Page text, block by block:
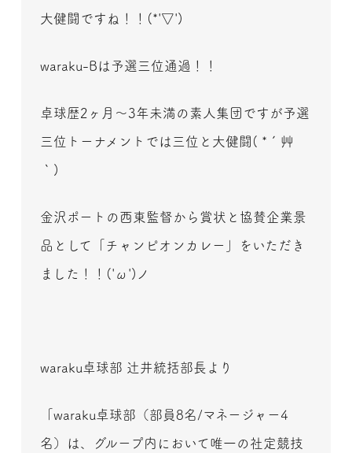
大健闘ですね！！(*'▽')
waraku-Bは予選三位通過！！
卓球歴2ヶ月～3年未満の素人集団ですが予選
三位トーナメントでは三位と大健闘( *´艸
｀)
金沢ポートの西東監督から賞状と協賛企業景
品として「チャンピオンカレー」をいただき
ました！！('ω')ノ
waraku卓球部 辻井統括部長より
「waraku卓球部（部員8名/マネージャー4
名）は、グループ内において唯一の社定競技